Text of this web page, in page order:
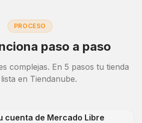
PROCESO
paso a paso
complejas. En 5 pasos tu tienda
en Tiendanube.
cuenta de Mercado Libre